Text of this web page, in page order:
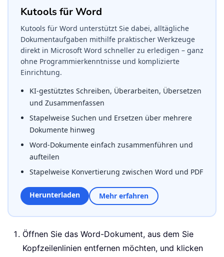
Kutools für Word
Kutools für Word unterstützt Sie dabei, alltägliche
Dokumentaufgaben mithilfe praktischer Werkzeuge
direkt in Microsoft Word schneller zu erledigen – ganz
ohne Programmierkenntnisse und komplizierte
Einrichtung.
KI-gestütztes Schreiben, Überarbeiten, Übersetzen
und Zusammenfassen
Stapelweise Suchen und Ersetzen über mehrere
Dokumente hinweg
Word-Dokumente einfach zusammenführen und
aufteilen
Stapelweise Konvertierung zwischen Word und PDF
Herunterladen Mehr erfahren
Öffnen Sie das Word-Dokument, aus dem Sie
Kopfzeilenlinien entfernen möchten, und klicken